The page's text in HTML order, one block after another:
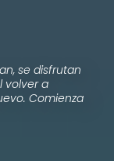
se disfrutan
volver a
Comienza